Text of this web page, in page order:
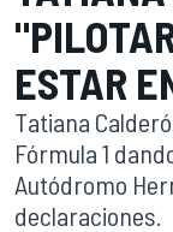
ESTAR
Tatiana
Fórmula 1
Autódromo
declaraciones.